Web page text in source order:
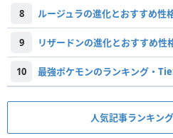
8 ルージュラの進化とおすすめ性
9 リザードンの進化とおすすめ性
10 最強ポケモンのランキング・
人気記事ランキン